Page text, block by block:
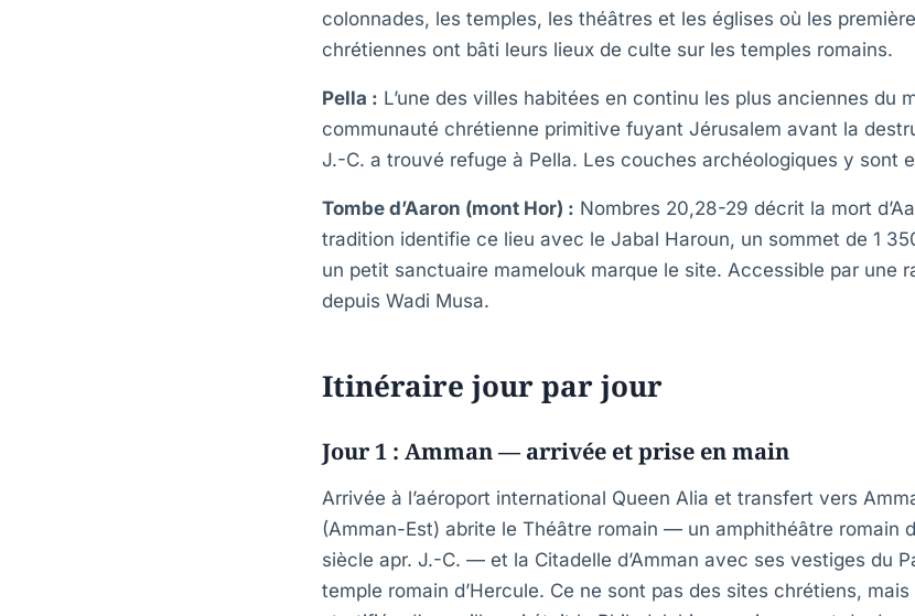
colonnades, les temples, les théâtres et les églises où les
chrétiennes ont bâti leurs lieux de culte sur les temples romains.
Pella : L’une des villes habitées en continu les plus anciennes du
communauté chrétienne primitive fuyant Jérusalem avant la
J.-C. a trouvé refuge à Pella. Les couches archéologiques y sont
Tombe d’Aaron (mont Hor) : Nombres 20,28-29 décrit la mort
tradition identifie ce lieu avec le Jabal Haroun, un sommet de 1
un petit sanctuaire mamelouk marque le site. Accessible par une
depuis Wadi Musa.
Itinéraire jour par jour
Jour 1 : Amman — arrivée et prise en main
Arrivée à l’aéroport international Queen Alia et transfert vers
(Amman-Est) abrite le Théâtre romain — un amphithéâtre romain
siècle apr. J.-C. — et la Citadelle d’Amman avec ses vestiges du
temple romain d’Hercule. Ce ne sont pas des sites chrétiens,